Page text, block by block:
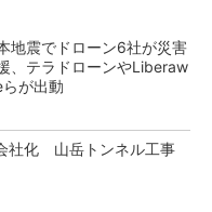
地震でドローン6社が災害
、テラドローンやLiberaw
が出動
社化 山岳トンネル工事